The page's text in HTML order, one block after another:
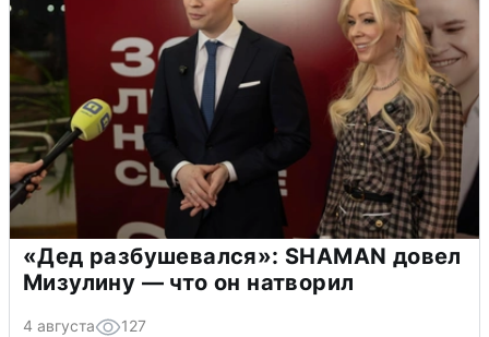
«Дед разбушевался»: SHAMAN довел
Мизулину — что он натворил
4 августа 127